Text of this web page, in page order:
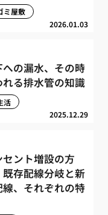
2026.01.03
ミ屋敷
への漏水、その時
れる排水管の知識
2025.12.29
活
セント増設の方
既存配線分岐と新
線、それぞれの特